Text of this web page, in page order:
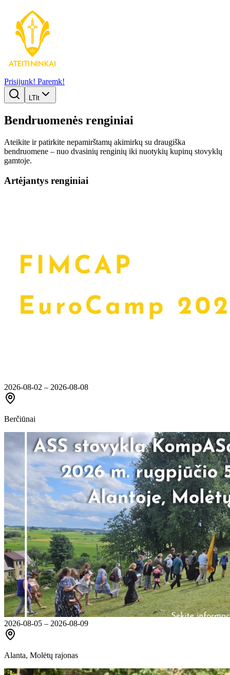
Prisijunk! Paremk!
LT lt
Bendruomenės renginiai
Ateikite ir patirkite nepamirštamų akimirkų su draugiška
bendruomene – nuo dvasinių renginių iki nuotykių kupinų stovyklų
gamtoje.
Artėjantys renginiai
2026-08-02 – 2026-08-08
Berčiūnai
2026-08-05 – 2026-08-09
Alanta, Molėtų rajonas